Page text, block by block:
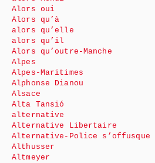
Alors oui
Alors qu’à
alors qu’elle
alors qu’il
Alors qu’outre-Manche
Alpes
Alpes-Maritimes
Alphonse Dianou
Alsace
Alta Tansió
alternative
Alternative Libertaire
Alternative-Police s’offusque
Althusser
Altmeyer